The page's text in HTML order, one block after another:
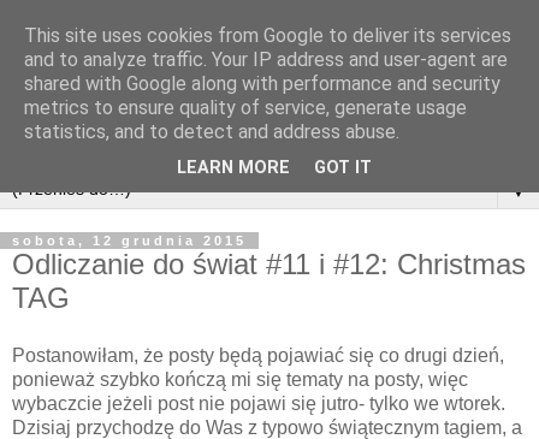
▼
sobota, 12 grudnia 2015
Odliczanie do świat #11 i #12: Christmas
TAG
Postanowiłam, że posty będą pojawiać się co drugi dzień,
ponieważ szybko kończą mi się tematy na posty, więc
wybaczcie jeżeli post nie pojawi się jutro- tylko we wtorek.
Dzisiaj przychodzę do Was z typowo świątecznym tagiem, a
This site uses cookies from Google to deliver its services
and to analyze traffic. Your IP address and user-agent are
shared with Google along with performance and security
metrics to ensure quality of service, generate usage
statistics, and to detect and address abuse.
LEARN MORE GOT IT